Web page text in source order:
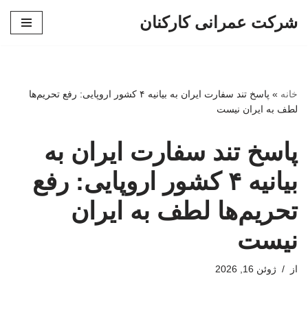
شرکت عمرانی کارکنان
خانه »
پاسخ تند سفارت ایران به بیانیه ۴ کشور اروپایی: رفع تحریم‌ها
لطف به ایران نیست
پاسخ تند سفارت ایران به
بیانیه ۴ کشور اروپایی: رفع
تحریم‌ها لطف به ایران
نیست
از ژوئن 16, 2026